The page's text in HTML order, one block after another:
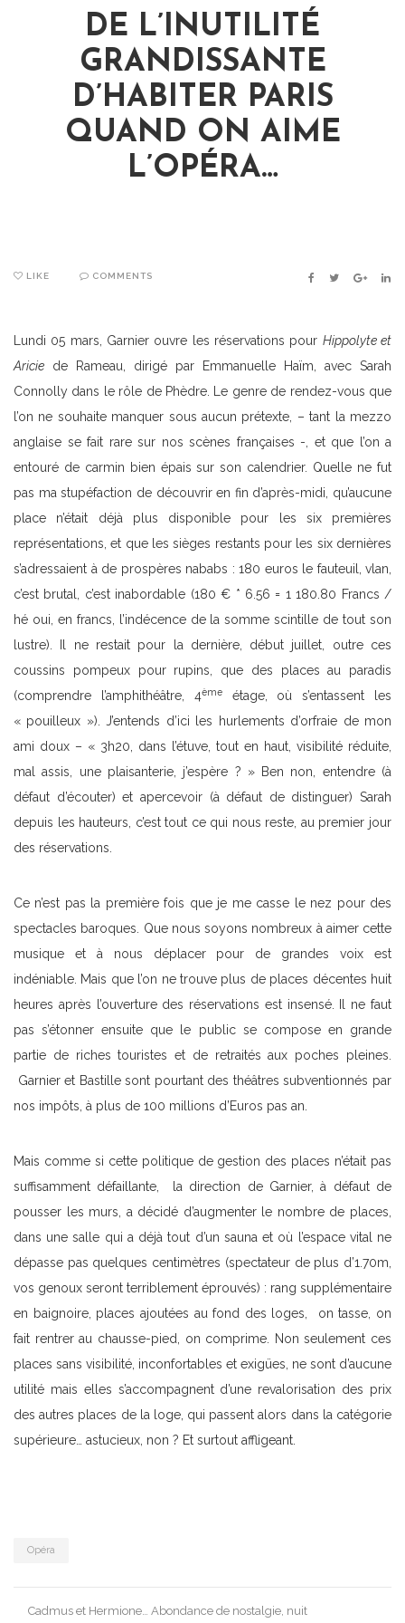
DE L’INUTILITÉ
GRANDISSANTE
D’HABITER PARIS
QUAND ON AIME
L’OPÉRA…
LIKE COMMENTS FACEBOOK
TWITTER
Lundi 05 mars, Garnier ouvre les réservations pour Hippolyte et
Aricie de Rameau, dirigé par Emmanuelle Haïm, avec Sarah
Connolly dans le rôle de Phèdre. Le genre de rendez-vous que
l’on ne souhaite manquer sous aucun prétexte, – tant la mezzo
anglaise se fait rare sur nos scènes françaises -, et que l’on a
entouré de carmin bien épais sur son calendrier. Quelle ne fut
pas ma stupéfaction de découvrir en fin d’après-midi, qu’aucune
place n’était déjà plus disponible pour les six premières
représentations, et que les sièges restants pour les six dernières
s’adressaient à de prospères nababs : 180 euros le fauteuil, vlan,
c’est brutal, c’est inabordable (180 € * 6.56 = 1 180.80 Francs /
hé oui, en francs, l’indécence de la somme scintille de tout son
lustre). Il ne restait pour la dernière, début juillet, outre ces
coussins pompeux pour rupins, que des places au paradis
(comprendre l’amphithéâtre, 4èmeétage, où s’entassent les
« pouilleux »). J’entends d’ici les hurlements d’orfraie de mon
ami doux – « 3h20, dans l’étuve, tout en haut, visibilité réduite,
mal assis, une plaisanterie, j’espère ? » Ben non, entendre (à
défaut d’écouter) et apercevoir (à défaut de distinguer) Sarah
depuis les hauteurs, c’est tout ce qui nous reste, au premier jour
des réservations.
Ce n’est pas la première fois que je me casse le nez pour des
spectacles baroques. Que nous soyons nombreux à aimer cette
musique et à nous déplacer pour de grandes voix est
indéniable. Mais que l’on ne trouve plus de places décentes huit
heures après l’ouverture des réservations est insensé. Il ne faut
pas s’étonner ensuite que le public se compose en grande
partie de riches touristes et de retraités aux poches pleines.
Garnier et Bastille sont pourtant des théâtres subventionnés par
nos impôts, à plus de 100 millions d’Euros pas an.
Mais comme si cette politique de gestion des places n’était pas
suffisamment défaillante, la direction de Garnier, à défaut de
pousser les murs, a décidé d’augmenter le nombre de places,
dans une salle qui a déjà tout d’un sauna et où l’espace vital ne
dépasse pas quelques centimètres (spectateur de plus d’1.70m,
vos genoux seront terriblement éprouvés) : rang supplémentaire
en baignoire, places ajoutées au fond des loges, on tasse, on
fait rentrer au chausse-pied, on comprime. Non seulement ces
places sans visibilité, inconfortables et exigües, ne sont d’aucune
utilité mais elles s’accompagnent d’une revalorisation des prix
des autres places de la loge, qui passent alors dans la catégorie
supérieure… astucieux, non ? Et surtout affligeant.
Opéra
Post
Cadmus et Hermione… Abondance de nostalgie, nuit